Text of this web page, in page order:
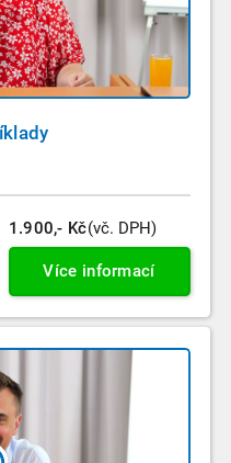
1.900,- Kč(vč. DPH)
Více informací